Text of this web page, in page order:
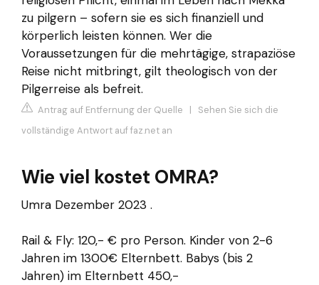
zu pilgern – sofern sie es sich finanziell und
körperlich leisten können. Wer die
Voraussetzungen für die mehrtägige, strapaziöse
Reise nicht mitbringt, gilt theologisch von der
Pilgerreise als befreit.
Antrag auf Entfernung der Quelle | Sehen Sie sich die
vollständige Antwort auf faz.net an
Wie viel kostet OMRA?
Umra Dezember 2023 .
Rail & Fly: 120,- € pro Person. Kinder von 2-6
Jahren im 1300€ Elternbett. Babys (bis 2
Jahren) im Elternbett 450,-